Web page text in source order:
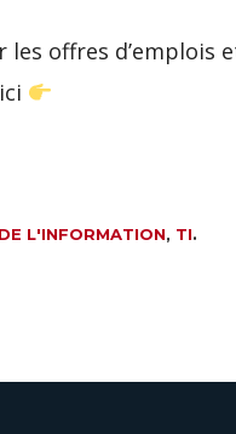
offres d’emplois
L'INFORMATION, TI.